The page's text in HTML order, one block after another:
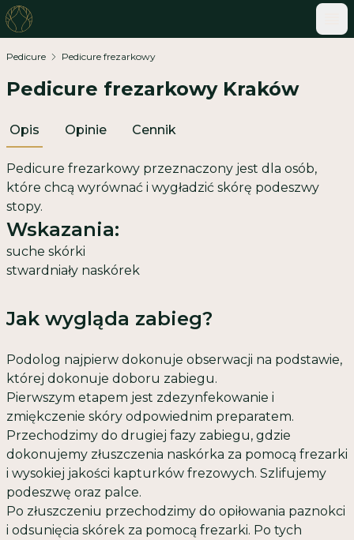
Pedicure Pedicure frezarkowy
Pedicure frezarkowy Kraków
Opis Opinie Cennik
Pedicure frezarkowy przeznaczony jest dla osób,
które chcą wyrównać i wygładzić skórę podeszwy
stopy.
Wskazania:
suche skórki
stwardniały naskórek
Jak wygląda zabieg?
Podolog najpierw dokonuje obserwacji na podstawie,
której dokonuje doboru zabiegu.
Pierwszym etapem jest zdezynfekowanie i
zmiękczenie skóry odpowiednim preparatem.
Przechodzimy do drugiej fazy zabiegu, gdzie
dokonujemy złuszczenia naskórka za pomocą frezarki
i wysokiej jakości kapturków frezowych. Szlifujemy
podeszwę oraz palce.
Po złuszczeniu przechodzimy do opiłowania paznokci
i odsunięcia skórek za pomocą frezarki. Po tych